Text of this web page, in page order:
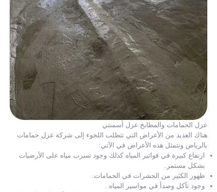
عزل الحمامات والمطابخ عزل أسمنتي
هناك العديد من الأعراض التي تتطلب اللجوء إلى شركة عزل حمامات
بالرياض وتتمثل هذه الأعراض في الآتي:
ارتفاع كبيرة في فواتير المياه كذلك وجود تسرب مياه على الأرضيات
بشكل مستمر.
ظهور الكثير من الحشرات في الحمامات.
وجود تآكل وصدأ في مواسير المياه .